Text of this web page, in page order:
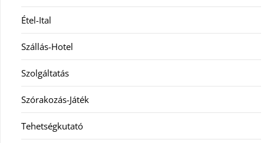
Étel-Ital
Szállás-Hotel
Szolgáltatás
Szórakozás-Játék
Tehetségkutató